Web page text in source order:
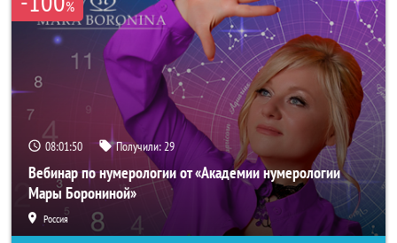
%
08:01:48 Получили:29
Вебинар по нумерологии от «Академии нумерологии
Мары Борониной»
Россия